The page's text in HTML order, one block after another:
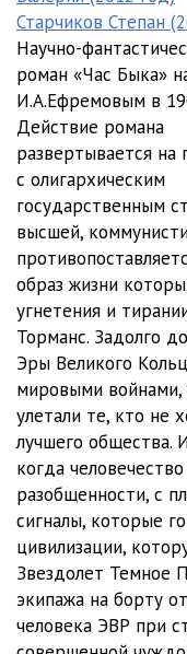
09_Chas_Byka_
10_Chas_Byka_
11_Chas_Byka_
12_Chas_Byka_
13_Chas_Byka_
14_Chas_Byka_
15_Chas_Byka_
16_Chas_Byka_
17_Chas_Byka_
18_Chas_Byka_
19_Chas_Byka_
20_Chas_Byka_
21_Chas_Byka_
22_Chas_Byka_
Старчиков Степан
Научно-
роман «Час Быка»
И.А.Ефремовым в
Действие романа
развертывается на
с олигархическим
государственным
высшей,
образ жизни
угнетения и
Торманс. Задолго
Эры Великого
мировыми войнами,
улетали те, кто не
лучшего общества.
когда
разобщенности, с
сигналы, которые
цивилизации,
Звездолет Темное
экипажа на борту
человека ЭВР при